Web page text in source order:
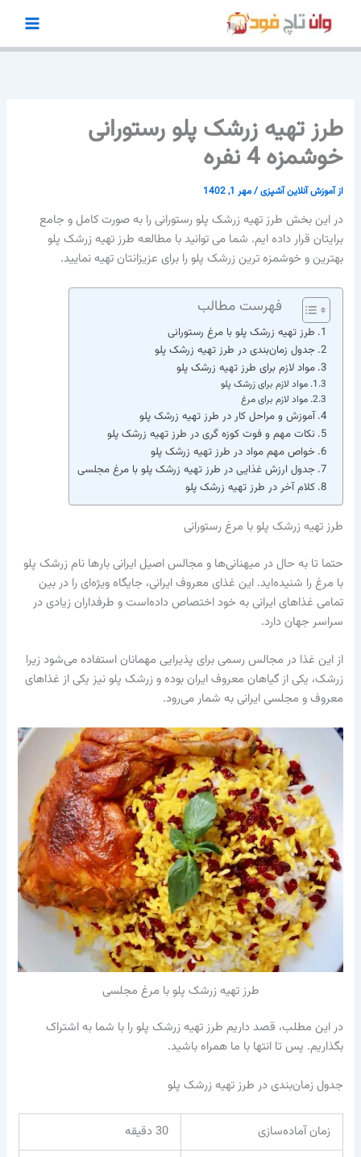
محتوا
طرز تهیه زرشک پلو رستورانی
خوشمزه 4 نفره
ازآموزش آنلاین آشپزی/مهر 1, 1402
در این بخش طرز تهیه زرشک پلو رستورانی را به صورت کامل و جامع
برایتان قرار داده ایم. شما می توانید با مطالعه طرز تهیه زرشک پلو
بهترین و خوشمزه ترین زرشک پلو را برای عزیزانتان تهیه نمایید.
فهرست مطالب
طرز تهیه زرشک‌ پلو با مرغ رستورانی
جدول زمان‌بندی در طرز تهیه زرشک پلو
مواد لازم برای طرز تهیه زرشک پلو
مواد لازم برای زرشک‌ پلو
مواد لازم برای مرغ
آموزش و مراحل کار در طرز تهیه زرشک پلو
نکات مهم و فوت کوزه گری در طرز تهیه زرشک پلو
خواص مهم مواد در طرز تهیه زرشک پلو
جدول ارزش غذایی در طرز تهیه زرشک پلو با مرغ مجلسی
کلام آخر در طرز تهیه زرشک پلو
طرز تهیه زرشک‌ پلو با مرغ رستورانی
حتما تا به حال در میهنانی‌ها و مجالس اصیل ایرانی بار‌ها نام زرشک‌ پلو
با مرغ را شنیده‌اید. این غذای معروف ایرانی، جایگاه ویژه‌ای را در بین
تمامی غذا‌های ایرانی به خود اختصاص داده‌است و طرفداران زیادی در
سراسر جهان دارد.
از این غذا در مجالس رسمی برای پذیرایی مهمانان استفاده می‌شود زیرا
زرشک، یکی از گیاهان معروف ایران بوده و زرشک‌ پلو نیز یکی از غذا‌های
معروف و مجلسی ایرانی به شمار می‌رود.
طرز تهیه زرشک پلو با مرغ مجلسی
در این مطلب، قصد داریم طرز تهیه زرشک پلو را با شما به اشتراک
بگذاریم. پس تا انتها با ما همراه باشید.
جدول زمان‌بندی در طرز تهیه زرشک پلو
زمان آماده‌سازی
30 دقیقه